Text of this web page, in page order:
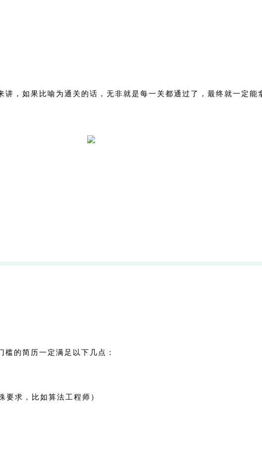
，如果比喻为通关的话，无非就是每一关都通过了，最终就一定能
的简历一定满足以下几点：
求，比如算法工程师）